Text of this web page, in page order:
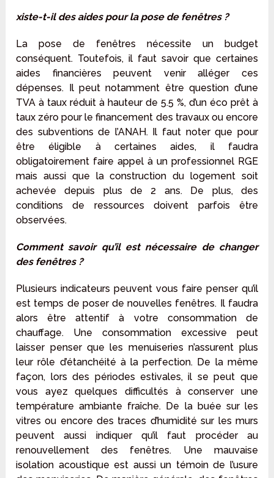
xiste-t-il des aides pour la pose de fenêtres ?
La pose de fenêtres nécessite un budget
conséquent. Toutefois, il faut savoir que certaines
aides financières peuvent venir alléger ces
dépenses. Il peut notamment être question d’une
TVA à taux réduit à hauteur de 5.5 %, d’un éco prêt à
taux zéro pour le financement des travaux ou encore
des subventions de l’ANAH. Il faut noter que pour
être éligible à certaines aides, il faudra
obligatoirement faire appel à un professionnel RGE
mais aussi que la construction du logement soit
achevée depuis plus de 2 ans. De plus, des
conditions de ressources doivent parfois être
observées.
Comment savoir qu’il est nécessaire de changer
des fenêtres ?
Plusieurs indicateurs peuvent vous faire penser qu’il
est temps de poser de nouvelles fenêtres. Il faudra
alors être attentif à votre consommation de
chauffage. Une consommation excessive peut
laisser penser que les menuiseries n’assurent plus
leur rôle d’étanchéité à la perfection. De la même
façon, lors des périodes estivales, il se peut que
vous ayez quelques difficultés à conserver une
température ambiante fraîche. De la buée sur les
vitres ou encore des traces d’humidité sur les murs
peuvent aussi indiquer qu’il faut procéder au
renouvellement des fenêtres. Une mauvaise
isolation acoustique est aussi un témoin de l’usure